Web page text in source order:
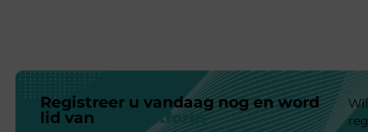
Registreer u vandaag nog en word
lid van
ons platform